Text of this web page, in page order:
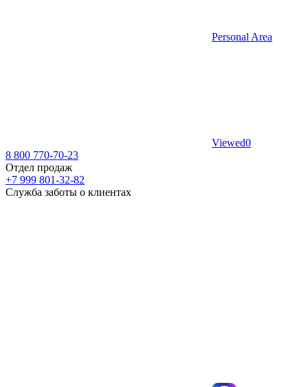
Personal Area
Viewed0
8 800 770-70-23
Отдел продаж
+7 999 801-32-82
Служба заботы о клиентах